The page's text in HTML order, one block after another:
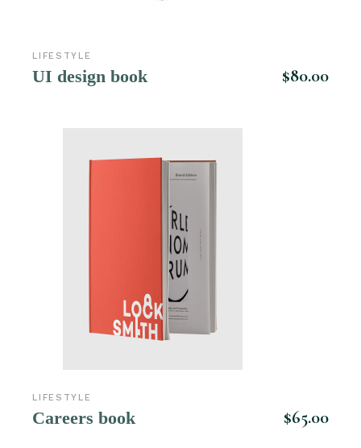
LIFESTYLE
UI design book $80.00
LIFESTYLE
Careers book $65.00